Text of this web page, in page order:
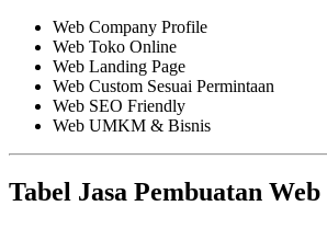
Web Company Profile
Web Toko Online
Web Landing Page
Web Custom Sesuai Permintaan
Web SEO Friendly
Web UMKM & Bisnis
Tabel Jasa Pembuatan Web